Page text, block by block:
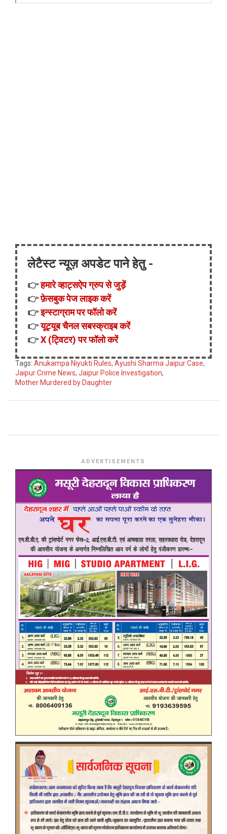
लेटैस्ट न्यूज़ अपडेट पाने हेतु -
👉हमारे व्हाट्सऐप ग्रुप से जुड़ें
👉फ़ेसबुक पेज लाइक करें
👉इन्स्टाग्राम पर फॉलो करें
👉यूट्यूब चैनल सबस्क्राइब करें
👉X (ट्विटर) पर फॉलो करें
Tags: Anukampa Niyukti Rules, Ayushi Sharma Jaipur Case,
Jaipur Crime News, Jaipur Police Investigation,
Mother Murdered by Daughter
ADVERTISEMENTS